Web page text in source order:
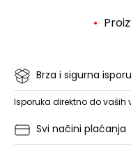
Brza i sigurna
Isporuka direktno do vaših
Svi načini plaćanja